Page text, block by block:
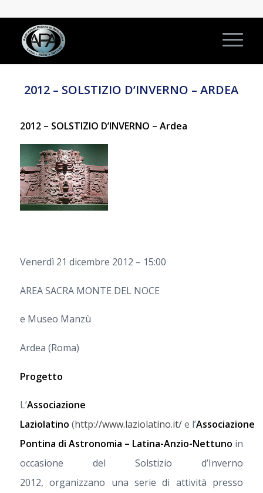
2012 – SOLSTIZIO D’INVERNO – ARDEA
2012 – SOLSTIZIO D’INVERNO – Ardea
Venerdì 21 dicembre 2012 – 15:00
AREA SACRA MONTE DEL NOCE
e Museo Manzù
Ardea (Roma)
Progetto
L’Associazione
Laziolatino (http://www.laziolatino.it/e l’Associazione
Pontina di Astronomia – Latina-Anzio-Nettuno in
occasione del Solstizio d’Inverno
2012, organizzano una serie di attività presso